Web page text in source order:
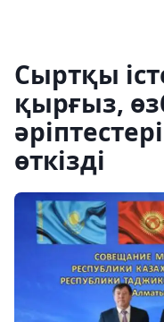
Сыртқы
қырғыз,
өткізді